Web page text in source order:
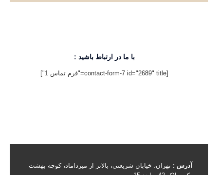
با ما در ارتباط باشید :
[contact-form-7 id="2689" title="فرم تماس 1"]
آدرس :تهران، خیابان شریعتی، بالاتر از میرداماد، کوچه بهشت